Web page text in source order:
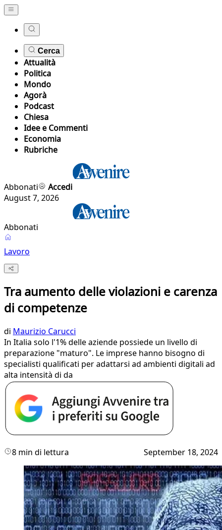
Cerca
Attualità
Politica
Mondo
Agorà
Podcast
Chiesa
Idee e Commenti
Economia
Rubriche
Abbonati
Accedi
August 7, 2026
Abbonati
Lavoro
Tra aumento delle violazioni e carenza
di competenze
di Maurizio Carucci
In Italia solo l'1% delle aziende possiede un livello di
preparazione "maturo". Le imprese hanno bisogno di
specialisti qualificati per adattarsi ad ambienti digitali ad
alta intensità di da
8 min di lettura September 18, 2024